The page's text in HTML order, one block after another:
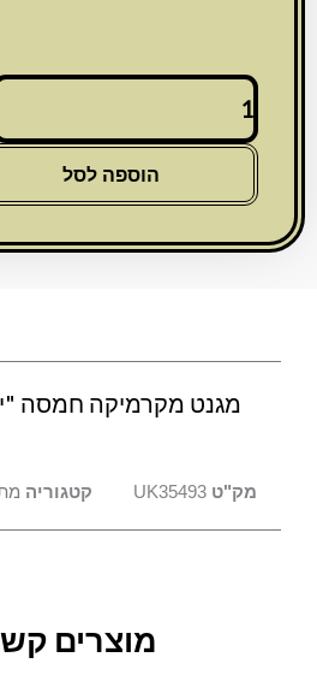
כמות
של
מגנט
חמסה
אנגלית
הוספה לסל
מגנט מקרמיקה חמסה
מק"ט UK35493 קטגוריה
מוצרים